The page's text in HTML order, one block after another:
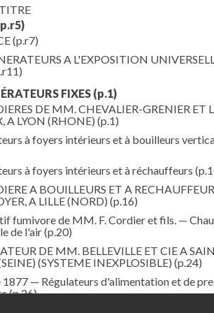
(p.r7)
A L'EXPOSITION
FIXES (p.1)
DE MM. CHEVALIER-GRENIER ET
A LYON (RHONE) (p.1)
à foyers intérieurs et à bouilleurs
à foyers intérieurs et à réchauffeurs
A BOUILLEURS ET A
A LILLE (NORD) (p.16)
fumivore de MM. F. Cordier et fils. —
de l'air(p.20)
DE MM. BELLEVILLE ET CIE A
(SYSTEME INEXPLOSIBLE) (p.24)
— Régulateurs d'alimentation et de
(p.26)